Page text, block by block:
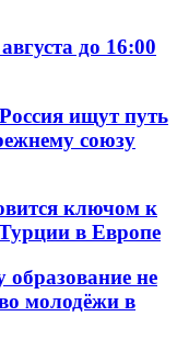
до 16:00
ищут путь
союзу
ключом к
в Европе
не
молодёжи в